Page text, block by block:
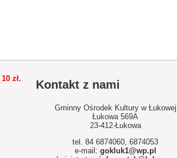
10 zł. Kontakt z nami
Gminny Ośrodek Kultury w Łukowej
Łukowa 569A
23-412-Łukowa
tel. 84 6874060, 6874053
e-mail: gokluk1@wp.pl